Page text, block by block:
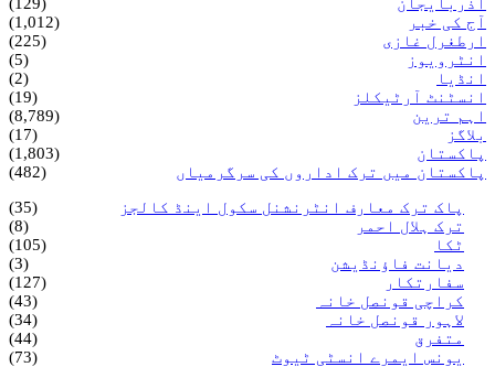
آج کی خبر
(1,012)
ارطغرل غازی
(225)
انٹرویوز
(5)
انڈیا
(2)
انسٹنٹ آرٹیکلز
(19)
اہم ترین
(8,789)
بلاگز
(17)
پاکستان
(1,803)
پاکستان میں ترک اداروں کی سرگرمیاں
(482)
پاک ترک معارف انٹرنشنل سکول اینڈ کالجز
(35)
ترک ہلال احمر
(8)
ٹکا
(105)
دیانت فاؤنڈیشن
(3)
سفارتکار
(127)
کراچی قونصل خانہ
(43)
لاہور قونصل خانہ
(34)
متفرق
(44)
یونس ایمرے انسٹی ٹیوٹ
(73)